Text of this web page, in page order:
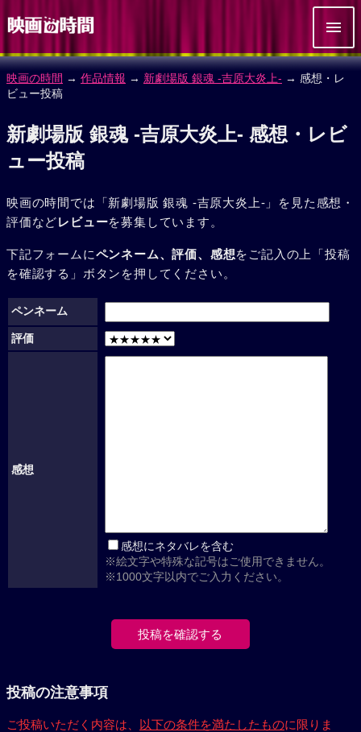
映画の時間 → 作品情報 → 新劇場版 銀魂 -吉原大炎上- → 感想・レ
ビュー投稿
新劇場版 銀魂 -吉原大炎上- 感想・レビ
ュー投稿
映画の時間では「新劇場版 銀魂 -吉原大炎上-」を見た感想・
評価などレビューを募集しています。
下記フォームにペンネーム、評価、感想をご記入の上「投稿
を確認する」ボタンを押してください。
ペンネーム
評価
感想
感想にネタバレを含む
※絵文字や特殊な記号はご使用できません。
※1000文字以内でご入力ください。
投稿の注意事項
ご投稿いただく内容は、 以下の条件を満たしたものに限りま